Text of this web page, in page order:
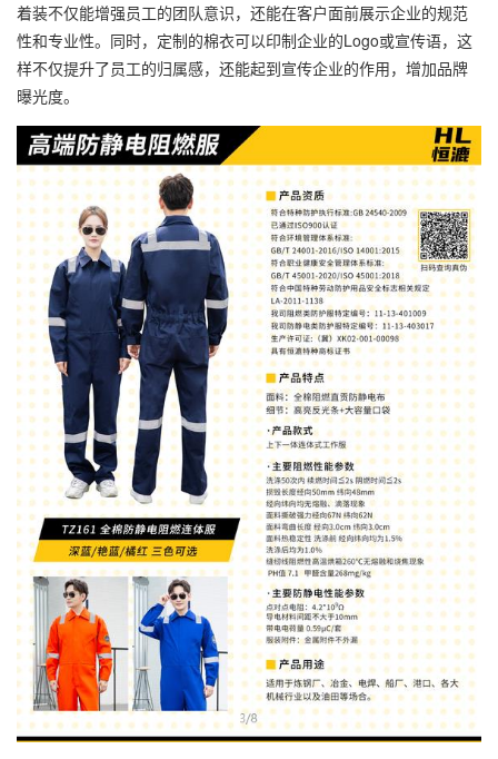
着装不仅能增强员工的团队意识，还能在客户面前展示企业的规范
性和专业性。同时，定制的棉衣可以印制企业的Logo或宣传语，这
样不仅提升了员工的归属感，还能起到宣传企业的作用，增加品牌
曝光度。